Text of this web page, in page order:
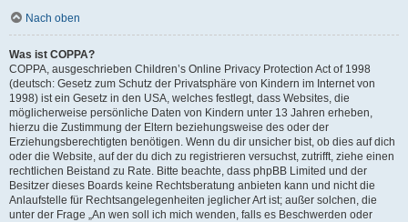
Nach oben
Was ist COPPA?
COPPA, ausgeschrieben Children’s Online Privacy Protection Act of 1998
(deutsch: Gesetz zum Schutz der Privatsphäre von Kindern im Internet von
1998) ist ein Gesetz in den USA, welches festlegt, dass Websites, die
möglicherweise persönliche Daten von Kindern unter 13 Jahren erheben,
hierzu die Zustimmung der Eltern beziehungsweise des oder der
Erziehungsberechtigten benötigen. Wenn du dir unsicher bist, ob dies auf dich
oder die Website, auf der du dich zu registrieren versuchst, zutrifft, ziehe einen
rechtlichen Beistand zu Rate. Bitte beachte, dass phpBB Limited und der
Besitzer dieses Boards keine Rechtsberatung anbieten kann und nicht die
Anlaufstelle für Rechtsangelegenheiten jeglicher Art ist; außer solchen, die
unter der Frage „An wen soll ich mich wenden, falls es Beschwerden oder